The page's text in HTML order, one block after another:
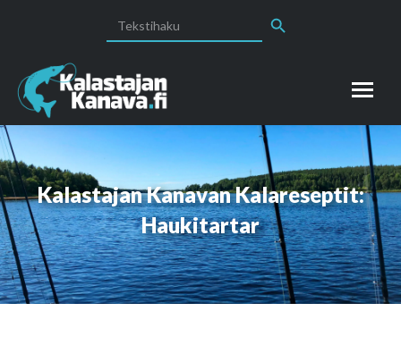
for:
Kalastajan Kanavan Kalareseptit:
Haukitartar